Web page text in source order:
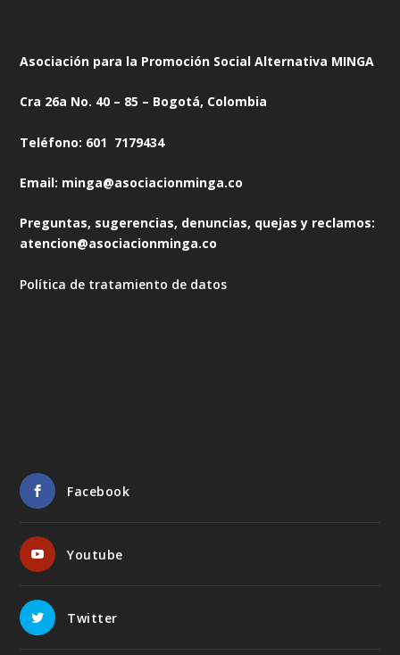
Asociación para la Promoción Social Alternativa MINGA
Cra 26a No. 40 – 85 – Bogotá, Colombia
Teléfono: 601 7179434
Email: minga@asociacionminga.co
Preguntas, sugerencias, denuncias, quejas y reclamos:
atencion@asociacionminga.co
Política de tratamiento de datos
Facebook
Youtube
Twitter